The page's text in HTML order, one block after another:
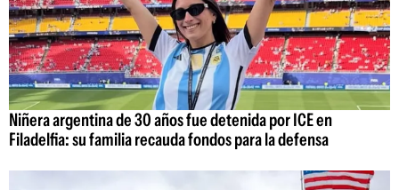
Niñera argentina de 30 años fue detenida por ICE en
Filadelfia: su familia recauda fondos para la defensa